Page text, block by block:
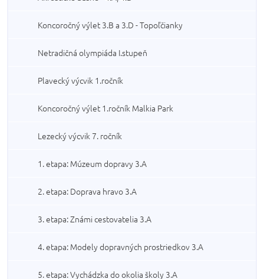
Koncoročný výlet 3.B a 3.D - Topoľčianky
Netradičná olympiáda I.stupeň
Plavecký výcvik 1.ročník
Koncoročný výlet 1.ročník Malkia Park
Lezecký výcvik 7. ročník
1. etapa: Múzeum dopravy 3.A
2. etapa: Doprava hravo 3.A
3. etapa: Známi cestovatelia 3.A
4. etapa: Modely dopravných prostriedkov 3.A
5. etapa: Vychádzka do okolia školy 3.A